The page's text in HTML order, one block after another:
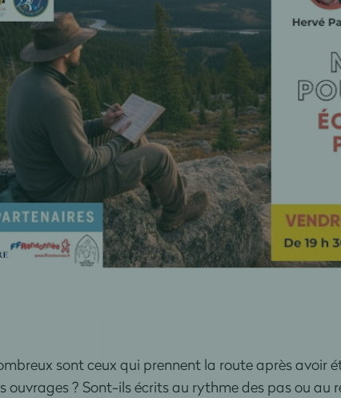
sont ceux qui prennent la route après avoir
ouvrages ? Sont-ils écrits au rythme des pas ou au